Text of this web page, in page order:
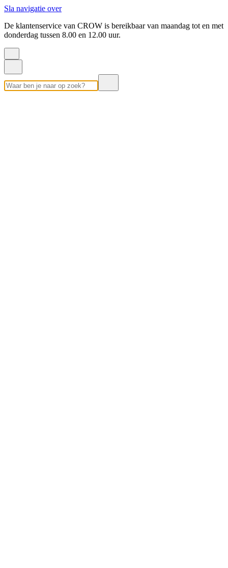
Sla navigatie over
De klantenservice van CROW is bereikbaar van maandag tot en met
donderdag tussen 8.00 en 12.00 uur.